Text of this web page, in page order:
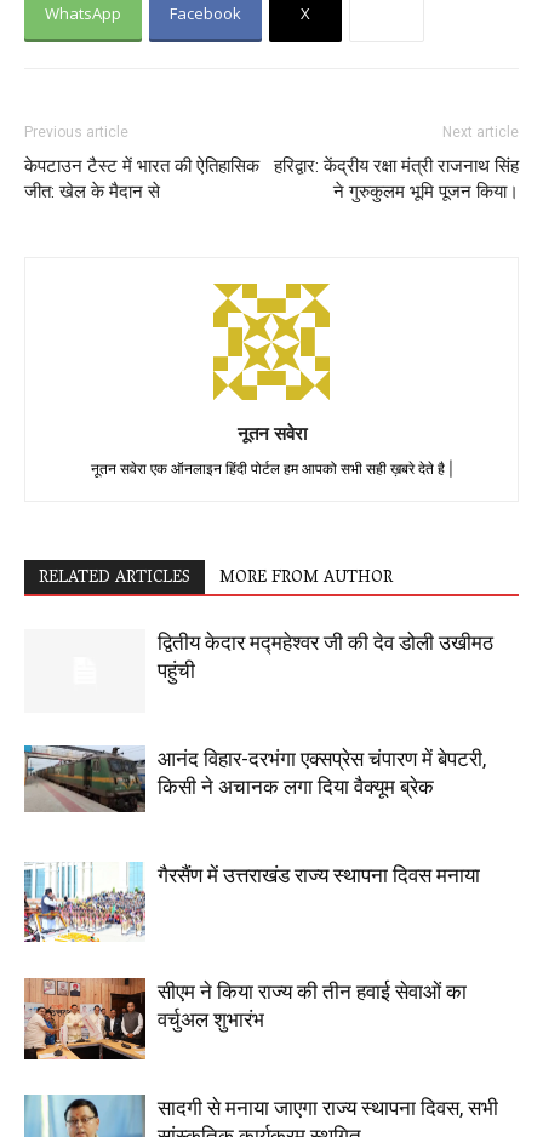
WhatsApp Facebook X
Previous article
केपटाउन टैस्ट में भारत की ऐतिहासिक
जीत: खेल के मैदान से
Next article
हरिद्वार: केंद्रीय रक्षा मंत्री राजनाथ सिंह
ने गुरुकुलम भूमि पूजन किया।
नूतन सवेरा
नूतन सवेरा एक ऑनलाइन हिंदी पोर्टल हम आपको सभी सही ख़बरे देते है |
RELATED ARTICLES MORE FROM AUTHOR
द्वितीय केदार मद्महेश्वर जी की देव डोली उखीमठ
पहुंची
आनंद विहार-दरभंगा एक्सप्रेस चंपारण में बेपटरी,
किसी ने अचानक लगा दिया वैक्यूम ब्रेक
गैरसैंण में उत्तराखंड राज्य स्थापना दिवस मनाया
सीएम ने किया राज्य की तीन हवाई सेवाओं का
वर्चुअल शुभारंभ
सादगी से मनाया जाएगा राज्य स्थापना दिवस, सभी